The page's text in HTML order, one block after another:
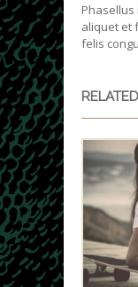
Phasellus
aliquet et
felis